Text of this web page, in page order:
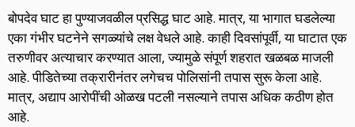
बोपदेव घाट हा पुण्याजवळील प्रसिद्ध घाट आहे. मात्र, या भागात घडलेल्या
एका गंभीर घटनेने सगळ्यांचे लक्ष वेधले आहे. काही दिवसांपूर्वी, या घाटात एक
तरुणीवर अत्याचार करण्यात आला, ज्यामुळे संपूर्ण शहरात खळबळ माजली
आहे. पीडितेच्या तक्रारीनंतर लगेचच पोलिसांनी तपास सुरू केला आहे.
मात्र, अद्याप आरोपींची ओळख पटली नसल्याने तपास अधिक कठीण होत
आहे.